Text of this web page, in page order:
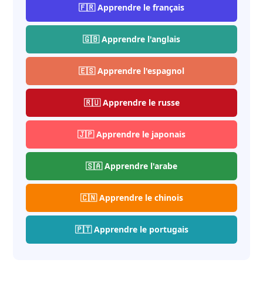
🇫🇷 Apprendre le français
🇬🇧 Apprendre l'anglais
🇪🇸 Apprendre l'espagnol
🇷🇺 Apprendre le russe
🇯🇵 Apprendre le japonais
🇸🇦 Apprendre l'arabe
🇨🇳 Apprendre le chinois
🇵🇹 Apprendre le portugais